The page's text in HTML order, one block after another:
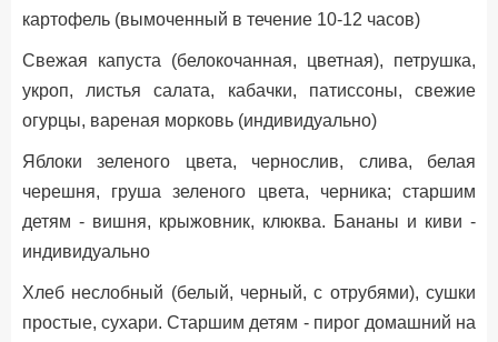
картофель (вымоченный в течение 10-12 часов)
Cвежая капуста (белокочанная, цветная), петрушка,
укроп, листья салата, кабачки, патиссоны, свежие
огурцы, вареная морковь (индивидуально)
Яблоки зеленого цвета, чернослив, слива, белая
черешня, груша зеленого цвета, черника; старшим
детям - вишня, крыжовник, клюква. Бананы и киви -
индивидуально
Хлеб неслобный (белый, черный, с отрубями), сушки
простые, сухари. Старшим детям - пирог домашний на